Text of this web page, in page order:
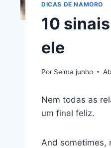
DICAS DE NAMORO
10
ele
Por Selma junho
Nem todas as
um final feliz.
And sometimes,